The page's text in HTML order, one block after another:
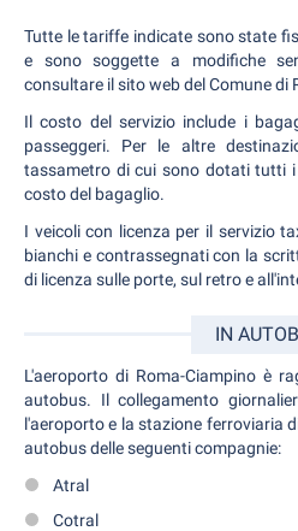
Tutte le tariffe indicate sono state
e sono soggette a modifiche
consultare il sito web del Comune di
Il costo del servizio include i
passeggeri. Per le altre
tassametro di cui sono dotati tutti
costo del bagaglio.
I veicoli con licenza per il servizio
bianchi e contrassegnati con la
di licenza sulle porte, sul retro e
IN
L'aeroporto di Roma-Ciampino è
autobus. Il collegamento
l'aeroporto e la stazione ferroviaria
autobus delle seguenti compagnie:
Atral
Cotral